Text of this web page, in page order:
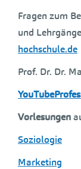
Fragen zum
und
hochschule.de
Prof. Dr. Dr.
Vorlesungen
Soziologie
Marketing